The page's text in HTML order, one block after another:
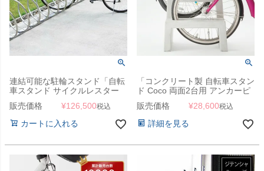
連結可能な駐輪スタンド「自転
車スタンド サイクルレスター
D-NA CY （1ユニット）」
販売価格 ¥126,500税込
カートに入れる
「コンクリート製 自転車スタン
ド Coco 両面2台用 アンカーピ
ン付き」 【受注生産】
販売価格 ¥28,600税込
詳細を見る